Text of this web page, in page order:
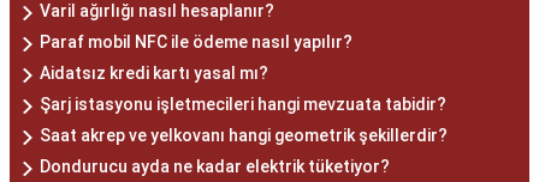
Varil ağırlığı nasıl hesaplanır?
Paraf mobil NFC ile ödeme nasıl yapılır?
Aidatsız kredi kartı yasal mı?
Şarj istasyonu işletmecileri hangi mevzuata tabidir?
Saat akrep ve yelkovanı hangi geometrik şekillerdir?
Dondurucu ayda ne kadar elektrik tüketiyor?